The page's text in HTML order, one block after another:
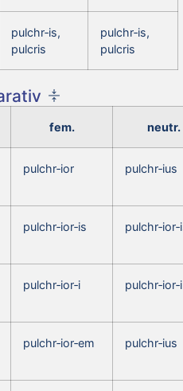
pulchr‑is,
pulcris
pulchr‑is,
pulcris
fem. neutr.
pulchr‑ior pulchr‑ius
pulchr‑ior‑is
pulchr‑ior‑i pulchr‑ior‑i
pulchr‑ior‑em pulchr‑ius